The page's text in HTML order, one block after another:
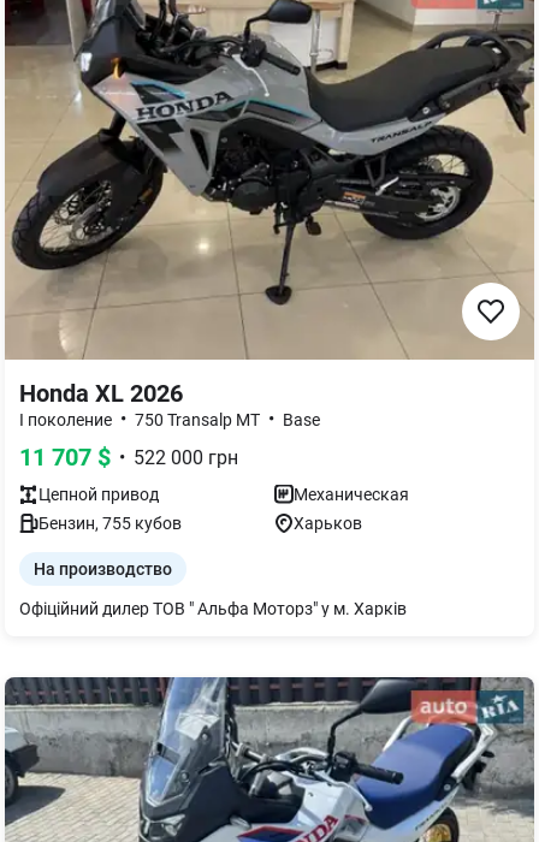
Honda XL 2026
І поколение • 750 Transalp MT • Base
11 707 $ • 522 000 грн
Цепной привод
Механическая
Бензин, 755 кубов Харьков
На производство
Офіційний дилер ТОВ " Альфа Моторз" у м. Харків